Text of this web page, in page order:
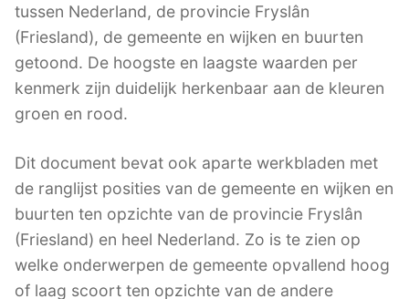
tussen Nederland, de provincie Fryslân
(Friesland), de gemeente en wijken en buurten
getoond. De hoogste en laagste waarden per
kenmerk zijn duidelijk herkenbaar aan de kleuren
groen en rood.
Dit document bevat ook aparte werkbladen met
de ranglijst posities van de gemeente en wijken en
buurten ten opzichte van de provincie Fryslân
(Friesland) en heel Nederland. Zo is te zien op
welke onderwerpen de gemeente opvallend hoog
of laag scoort ten opzichte van de andere